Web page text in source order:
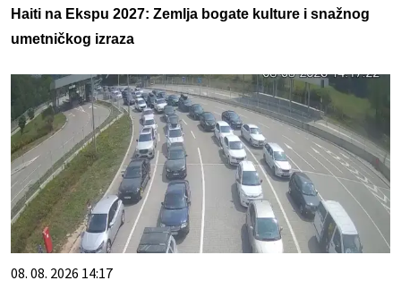
Haiti na Ekspu 2027: Zemlja bogate kulture i snažnog
umetničkog izraza
08. 08. 2026 14:17